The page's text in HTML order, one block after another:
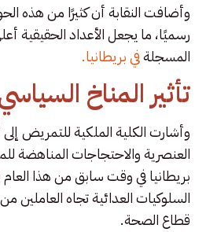
وأضافت النقابة أن كثيرًا من هذه
رسميًا، ما يجعل الأعداد الحقيقية
المسجلةفي بريطانيا.
تأثير المناخ
وأشارت الكلية الملكية للتمريض
العنصرية والاحتجاجات المناهضة
بريطانيا في وقت سابق من هذا
السلوكيات العدائية تجاه العاملين
قطاع الصحة.